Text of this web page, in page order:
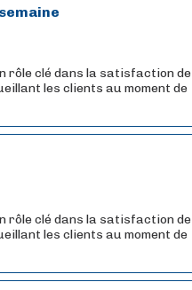
rôle clé dans la satisfaction de
les clients au moment de
rôle clé dans la satisfaction de
les clients au moment de